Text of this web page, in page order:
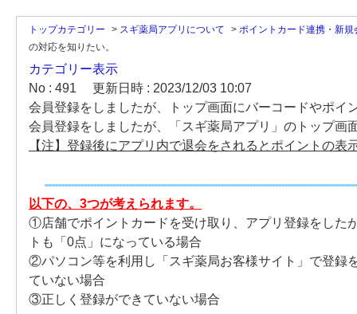
トップカテゴリー > スギ薬局アプリについて > ポイントカード連携・新規
の対応を知りたい。
カテゴリー表示
No : 491
更新日時 : 2023/12/03 10:07
会員登録をしましたが、トップ画面にバーコードやポイ
会員登録をしましたが、「スギ薬局アプリ」のトップ
【注】登録後にアプリ内で退会をされるとポイントの表
以下の、3つが考えられます。
①店舗でポイントカードを受け取り、アプリ登録をした
トも「0点」になっている場合
②パソコン等を利用し「スギ薬局お客様サイト」で登録
ていない場合
③正しく登録ができていない場合